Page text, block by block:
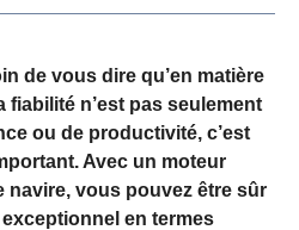
de vous dire qu’en matière
n’est pas seulement
ou de productivité, c’est
Avec un moteur
navire, vous pouvez être sûr
en termes